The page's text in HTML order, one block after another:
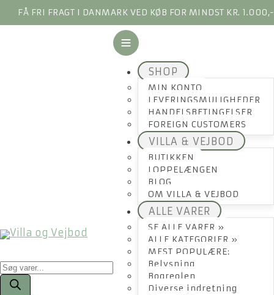
FÅ FRI FRAGT I DANMARK VED KØB FOR MINDST KR. 1.000,-
Products
search
SHOP
MIN KONTO
LEVERINGSMULIGHEDER
HANDELSBETINGELSER
FOREIGN CUSTOMERS
VILLA & VEJBOD
BUTIKKEN
LOPPELÆNGEN
BLOG
OM VILLA & VEJBOD
ALLE VARER
SE ALLE VARER »
ALLE KATEGORIER »
MEST POPULÆRE:
Belysning
Bogreolen
Diverse indretning